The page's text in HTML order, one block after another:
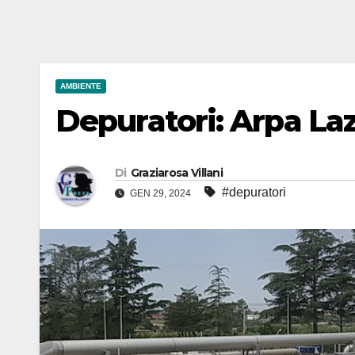
AMBIENTE
Depuratori: Arpa
Di Graziarosa Villani
GEN 29, 2024 #depuratori